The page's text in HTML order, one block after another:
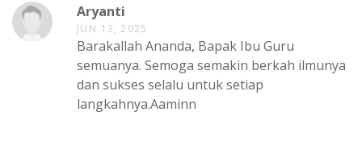
Aryanti
JUN 13, 2025
Barakallah Ananda, Bapak Ibu Guru
semuanya. Semoga semakin berkah ilmunya
dan sukses selalu untuk setiap
langkahnya.Aaminn